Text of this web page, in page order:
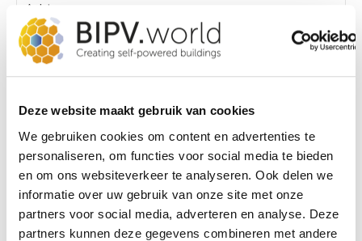
Deze website maakt gebruik van cookies
We gebruiken cookies om content en advertenties te
personaliseren, om functies voor social media te bieden
en om ons websiteverkeer te analyseren. Ook delen we
informatie over uw gebruik van onze site met onze
partners voor social media, adverteren en analyse. Deze
partners kunnen deze gegevens combineren met andere
E-mailadres*
E-mailadres bevestigen*
Rol *